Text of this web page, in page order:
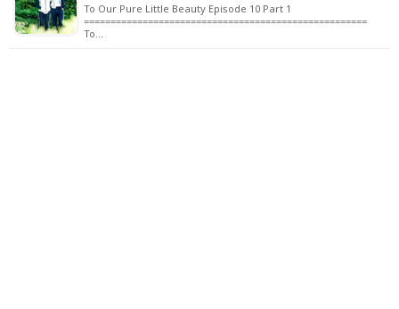
To Our Pure Little Beauty Episode 10 Part 1
=====================================================
To…